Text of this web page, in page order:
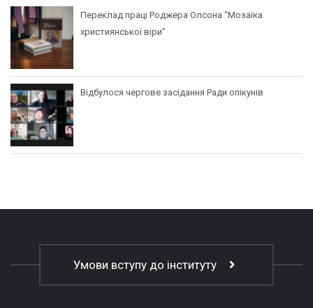
Переклад праці Роджера Олсона “Мозаїка
християнської віри”
Відбулося чергове засідання Ради опікунів
Умови вступу до інституту